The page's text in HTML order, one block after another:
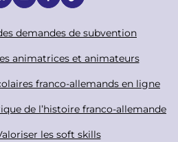
demandes de subvention
animatrices et animateurs
franco-allemands en ligne
de l’histoire franco-allemande
les soft skills